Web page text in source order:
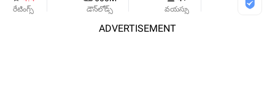
రేటింగ్స్ డౌన్‌లోడ్స్ వయస్సు
ADVERTISEMENT